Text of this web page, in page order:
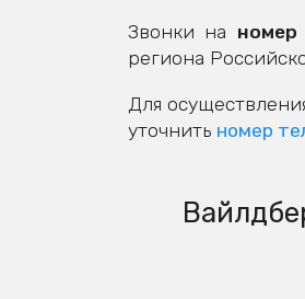
Звонки на
региона
Для
уточнить номер